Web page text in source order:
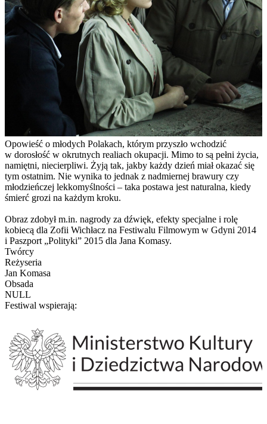
Opowieść o młodych Polakach, którym przyszło wchodzić
w dorosłość w okrutnych realiach okupacji. Mimo to są pełni życia,
namiętni, niecierpliwi. Żyją tak, jakby każdy dzień miał okazać się
tym ostatnim. Nie wynika to jednak z nadmiernej brawury czy
młodzieńczej lekkomyślności – taka postawa jest naturalna, kiedy
śmierć grozi na każdym kroku.
Obraz zdobył m.in. nagrody za dźwięk, efekty specjalne i rolę
kobiecą dla Zofii Wichłacz na Festiwalu Filmowym w Gdyni 2014
i Paszport „Polityki” 2015 dla Jana Komasy.
Twórcy
Reżyseria
Jan Komasa
Obsada
NULL
Festiwal wspierają: